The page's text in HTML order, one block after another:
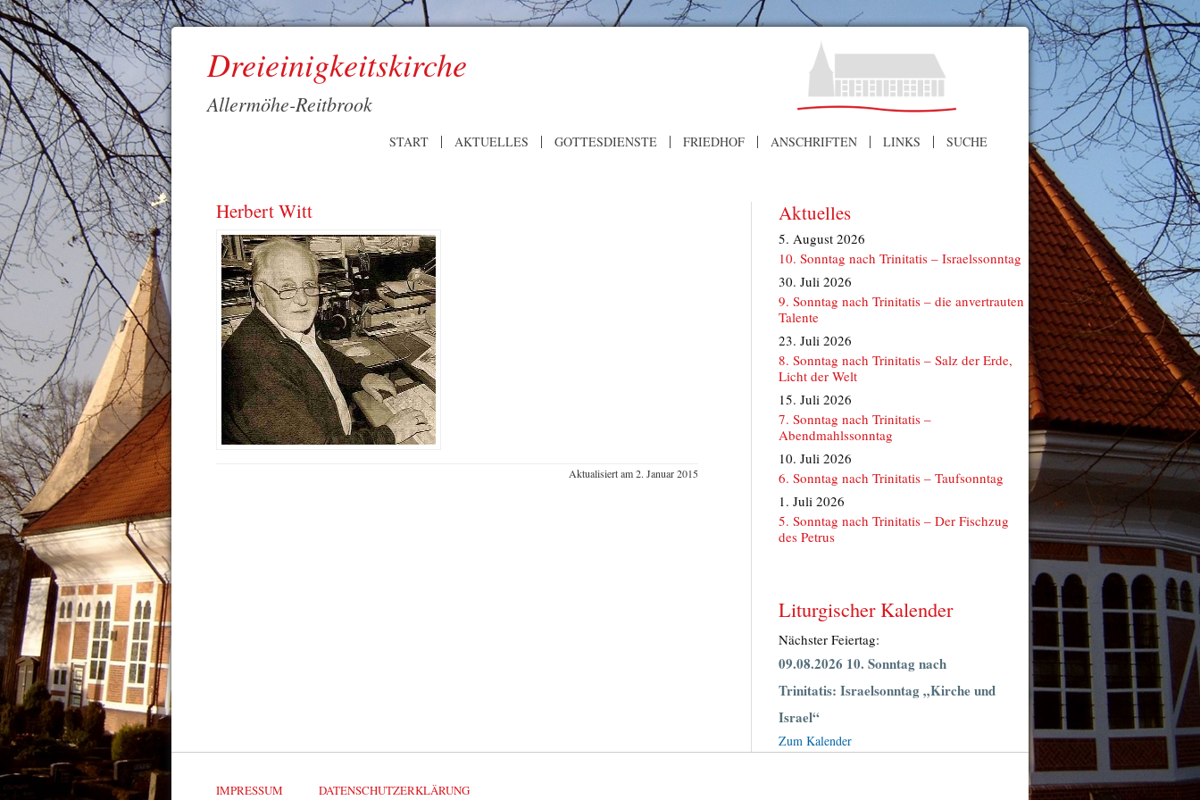
Dreieinigkeitskirche
Allermöhe-Reitbrook
START AKTUELLES GOTTESDIENSTE FRIEDHOF ANSCHRIFTEN LINKS SUCHE
Herbert Witt
Aktualisiert am 2. Januar 2015
Aktuelles
5. August 2026
10. Sonntag nach Trinitatis – Israelssonntag
30. Juli 2026
9. Sonntag nach Trinitatis – die anvertrauten
Talente
23. Juli 2026
8. Sonntag nach Trinitatis – Salz der Erde,
Licht der Welt
15. Juli 2026
7. Sonntag nach Trinitatis –
Abendmahlssonntag
10. Juli 2026
6. Sonntag nach Trinitatis – Taufsonntag
1. Juli 2026
5. Sonntag nach Trinitatis – Der Fischzug
des Petrus
Liturgischer Kalender
Nächster Feiertag:
09.08.2026 10. Sonntag nach
Trinitatis: Israelsonntag „Kirche und
Israel“
Zum Kalender
IMPRESSUM DATENSCHUTZERKLÄRUNG